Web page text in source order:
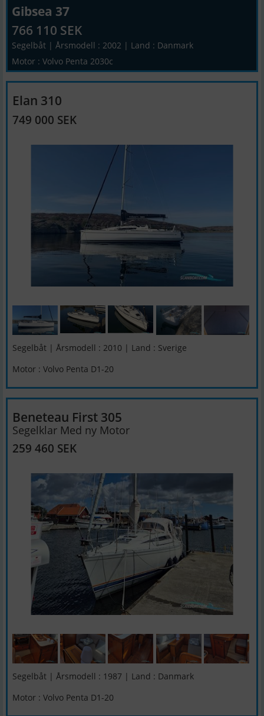
Gibsea 37
766 110 SEK
Segelbåt | Årsmodell : 2002 | Land : Danmark
Motor : Volvo Penta 2030c
Elan 310
749 000 SEK
Segelbåt | Årsmodell : 2010 | Land : Sverige
Motor : Volvo Penta D1-20
Beneteau First 305
Segelklar Med ny Motor
259 460 SEK
Segelbåt | Årsmodell : 1987 | Land : Danmark
Motor : Volvo Penta D1-20